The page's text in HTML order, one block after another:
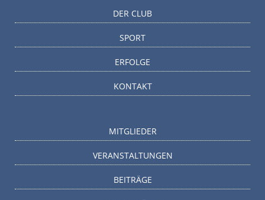
DER CLUB
SPORT
ERFOLGE
KONTAKT
MITGLIEDER
VERANSTALTUNGEN
BEITRÄGE